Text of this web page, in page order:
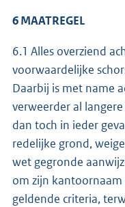
6 MAATREGEL
6.1 Alles overziend
voorwaardelijke
Daarbij is met name
verweerder al
dan toch in ieder
redelijke grond,
wet gegronde
om zijn kantoornaam
geldende criteria,